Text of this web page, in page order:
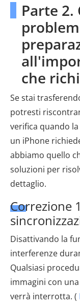
Parte 2.
che
Se stai
potresti
verifica quando
un iPhone
abbiamo quello
soluzioni per
dettaglio.
Correzione
Disattivando la
interferenze
Qualsiasi
immagini con
verrà interrotta. (